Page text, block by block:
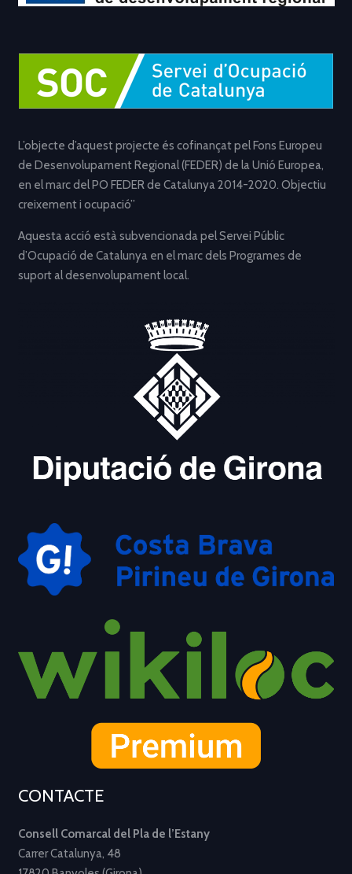
L’objecte d’aquest projecte és cofinançat pel Fons Europeu
de Desenvolupament Regional (FEDER) de la Unió Europea,
en el marc del PO FEDER de Catalunya 2014-2020. Objectiu
creixement i ocupació”
Aquesta acció està subvencionada pel Servei Públic
d’Ocupació de Catalunya en el marc dels Programes de
suport al desenvolupament local.
CONTACTE
Consell Comarcal del Pla de l’Estany
Carrer Catalunya, 48